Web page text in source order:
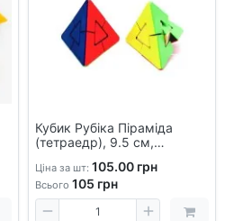
Кубик Рубіка Піраміда
(тетраедр), 9.5 см,
розвитку логіки
Ціна за шт: 105.00 грн
Всього 105 грн